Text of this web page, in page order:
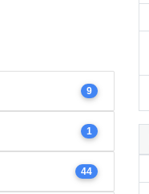
9
1
44